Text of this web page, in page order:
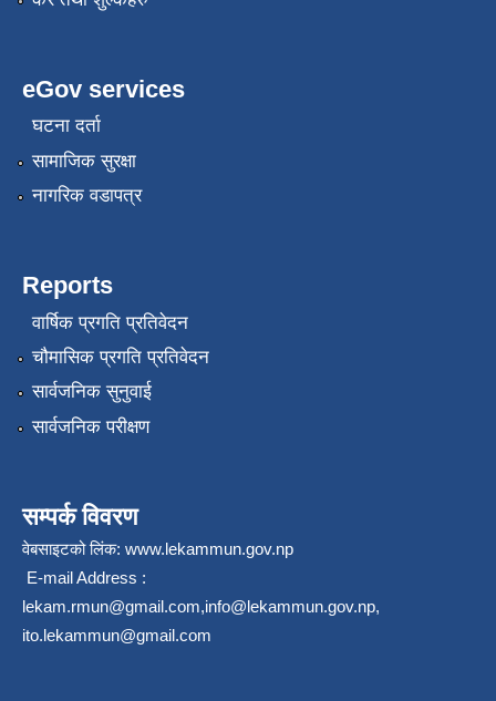
eGov services
घटना दर्ता
सामाजिक सुरक्षा
नागरिक वडापत्र
Reports
वार्षिक प्रगति प्रतिवेदन
चौमासिक प्रगति प्रतिवेदन
सार्वजनिक सुनुवाई
सार्वजनिक परीक्षण
सम्पर्क विवरण
वेबसाइटको लिंक: www.lekammun.gov.np
E-mail Address :
lekam.rmun@gmail.com,info@lekammun.gov.np,
ito.lekammun@gmail.com